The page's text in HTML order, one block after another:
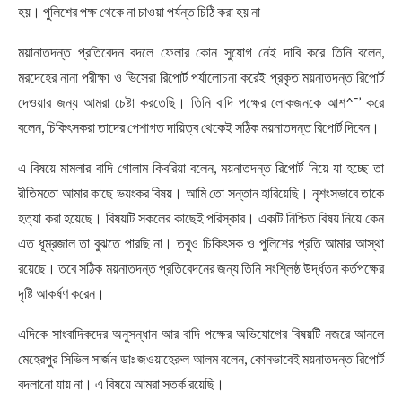
হয়। পুলিশের পক্ষ থেকে না চাওয়া পর্যন্ত চিঠি করা হয় না
ময়ানাতদন্ত প্রতিবেদন বদলে ফেলার কোন সুযোগ নেই দাবি করে তিনি বলেন,
মরদেহের নানা পরীক্ষা ও ভিসেরা রিপোর্ট পর্যালোচনা করেই প্রকৃত ময়নাতদন্ত রিপোর্ট
দেওয়ার জন্য আমরা চেষ্টা করতেছি। তিনি বাদি পক্ষের লোকজনকে আশ^¯’ করে
বলেন, চিকিৎসকরা তাদের পেশাগত দায়িত্ব থেকেই সঠিক ময়নাতদন্ত রিপোর্ট দিবেন।
এ বিষয়ে মামলার বাদি গোলাম কিবরিয়া বলেন, ময়নাতদন্ত রিপোর্ট নিয়ে যা হচ্ছে তা
রীতিমতো আমার কাছে ভয়ংকর বিষয়। আমি তো সন্তান হারিয়েছি। নৃশংসভাবে তাকে
হত্যা করা হয়েছে। বিষয়টি সকলের কাছেই পরিস্কার। একটি নিশ্চিত বিষয় নিয়ে কেন
এত ধূম্রজাল তা বুঝতে পারছি না। তবুও চিকিৎসক ও পুলিশের প্রতি আমার আস্থা
রয়েছে। তবে সঠিক ময়নাতদন্ত প্রতিবেদনের জন্য তিনি সংশ্লিষ্ঠ উর্দ্ধতন কর্তপক্ষের
দৃষ্টি আকর্ষণ করেন।
এদিকে সাংবাদিকদের অনুসন্ধান আর বাদি পক্ষের অভিযোগের বিষয়টি নজরে আনলে
মেহেরপুর সিভিল সার্জন ডাঃ জওয়াহেরুল আলম বলেন, কোনভাবেই ময়নাতদন্ত রিপোর্ট
বদলানো যায় না। এ বিষয়ে আমরা সতর্ক রয়েছি।